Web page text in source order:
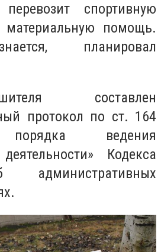
спортивную
помощь.
планировал
составлен
протокол по ст. 164
порядка ведения
Кодекса